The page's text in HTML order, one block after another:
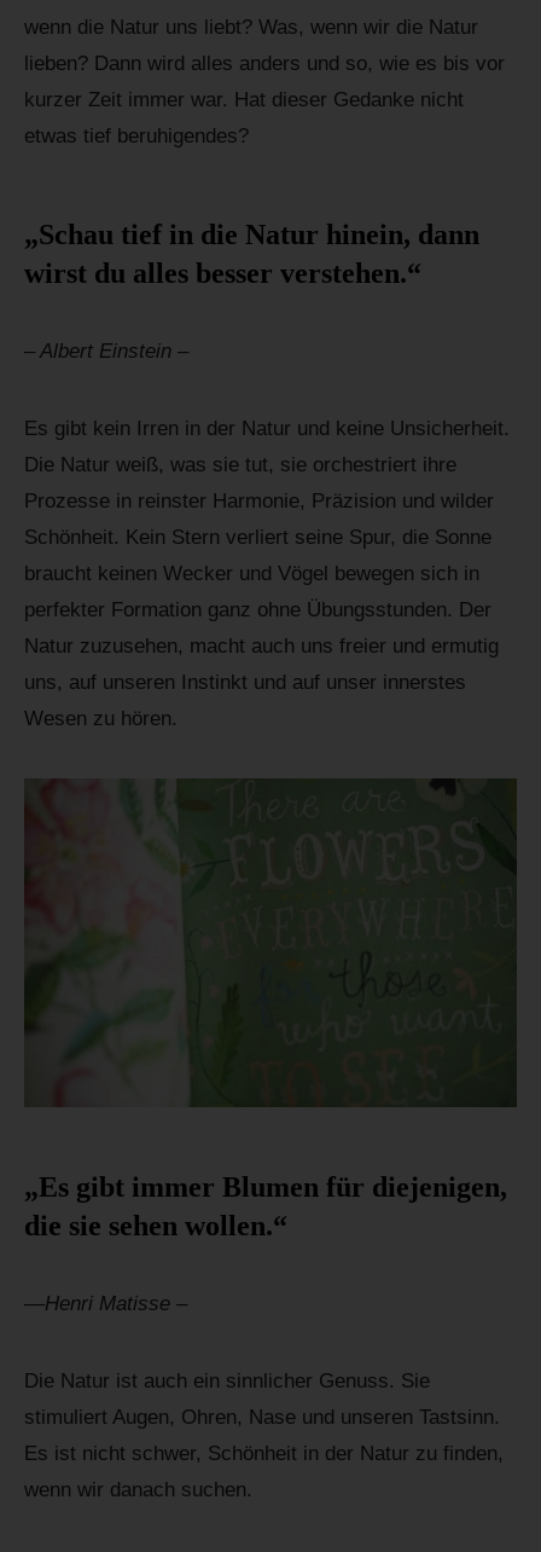
wenn die Natur uns liebt? Was, wenn wir die Natur
lieben? Dann wird alles anders und so, wie es bis vor
kurzer Zeit immer war. Hat dieser Gedanke nicht
etwas tief beruhigendes?
„Schau tief in die Natur hinein, dann
wirst du alles besser verstehen.“
– Albert Einstein –
Es gibt kein Irren in der Natur und keine Unsicherheit.
Die Natur weiß, was sie tut, sie orchestriert ihre
Prozesse in reinster Harmonie, Präzision und wilder
Schönheit. Kein Stern verliert seine Spur, die Sonne
braucht keinen Wecker und Vögel bewegen sich in
perfekter Formation ganz ohne Übungsstunden. Der
Natur zuzusehen, macht auch uns freier und ermutig
uns, auf unseren Instinkt und auf unser innerstes
Wesen zu hören.
„Es gibt immer Blumen für diejenigen,
die sie sehen wollen.“
—Henri Matisse –
Die Natur ist auch ein sinnlicher Genuss. Sie
stimuliert Augen, Ohren, Nase und unseren Tastsinn.
Es ist nicht schwer, Schönheit in der Natur zu finden,
wenn wir danach suchen.